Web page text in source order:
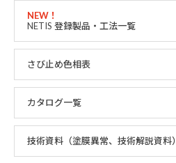
NETIS 登録製品・工法一覧
さび止め色相表
カタログ一覧
技術資料（塗膜異常、技術解説資料）